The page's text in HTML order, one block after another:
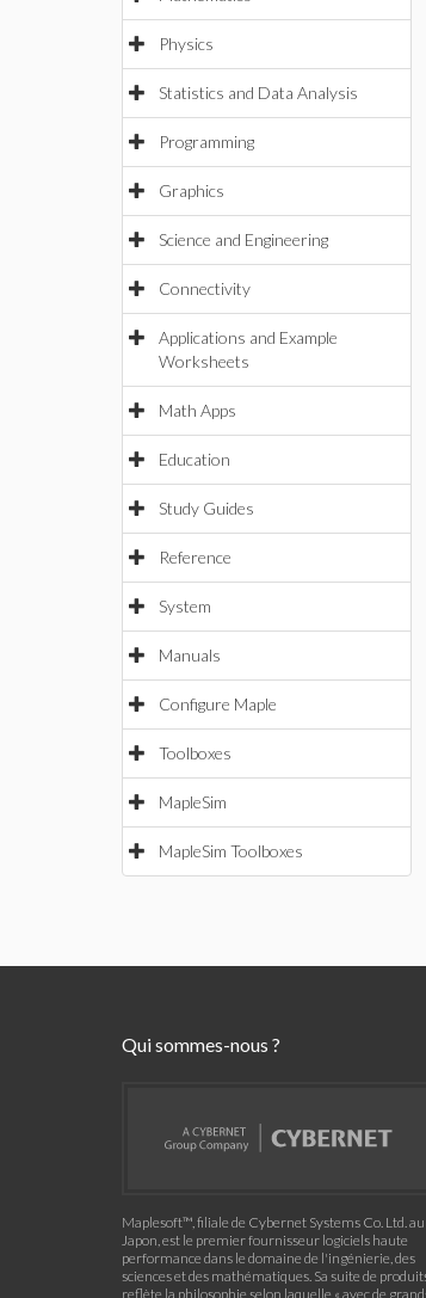
Physics
Statistics and Data Analysis
Programming
Graphics
Science and Engineering
Connectivity
Applications and Example
Worksheets
Math Apps
Education
Study Guides
Reference
System
Manuals
Configure Maple
Toolboxes
MapleSim
MapleSim Toolboxes
Qui sommes-nous ?
Maplesoft™, filiale de Cybernet Systems Co. Ltd. au
Japon, est le premier fournisseur logiciels haute
performance dans le domaine de l'ingénierie, des
sciences et des mathématiques. Sa suite de
reflète la philosophie selon laquelle « avec de